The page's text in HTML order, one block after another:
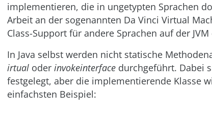
implementieren, die in ungetypten Sprachen
Arbeit an der sogenannten Da Vinci Virtual
Class-Support für andere Sprachen auf der
In Java selbst werden nicht statische
irtual oder invokeinterface durchgeführt. Dabei
festgelegt, aber die implementierende Klasse
einfachsten Beispiel: